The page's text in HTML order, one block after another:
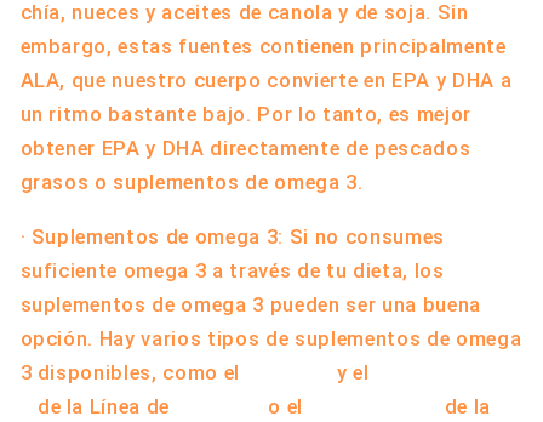
chía, nueces y aceites de canola y de soja. Sin
embargo, estas fuentes contienen principalmente
ALA, que nuestro cuerpo convierte en EPA y DHA a
un ritmo bastante bajo. Por lo tanto, es mejor
obtener EPA y DHA directamente de pescados
grasos o suplementos de omega 3.
· Suplementos de omega 3: Si no consumes
suficiente omega 3 a través de tu dieta, los
suplementos de omega 3 pueden ser una buena
opción. Hay varios tipos de suplementos de omega
3 disponibles, como el
y el
de la Línea de o el
de la